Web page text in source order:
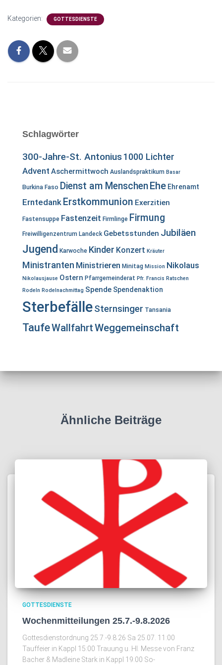
Kategorien: GOTTESDIENSTE
Schlagwörter
300-Jahre-St. Antonius1000 Lichter
Advent Aschermittwoch Auslandspraktikum Basar
Burkina Faso Dienst am MenschenEhe Ehrenamt
Erntedank Erstkommunion Exerzitien
Fastensuppe Fastenzeit Firmlinge Firmung
Freiwilligenzentrum Landeck Gebetsstunden Jubiläen
Jugend Karwoche Kinder Konzert Kräuter
Ministranten Ministrieren Minitag Mission Nikolaus
Nikolausjause Ostern Pfarrgemeinderat Pfr. Francis Ratschen
Rodeln Rodelnachmittag Spende Spendenaktion
SterbefälleSternsinger Tansania
TaufeWallfahrtWeggemeinschaft
Ähnliche Beiträge
GOTTESDIENSTE
Wochenmitteilungen 25.7.-9.8.2026
Gottesdienstordnung 25.7.-9.8.26 Sa 25.07. 11:00
Tauffeier in Kappl 15:00 Trauung u. Hl. Messe von Franz
Bacher & Madleine Stark in Kappl 19:00 So-